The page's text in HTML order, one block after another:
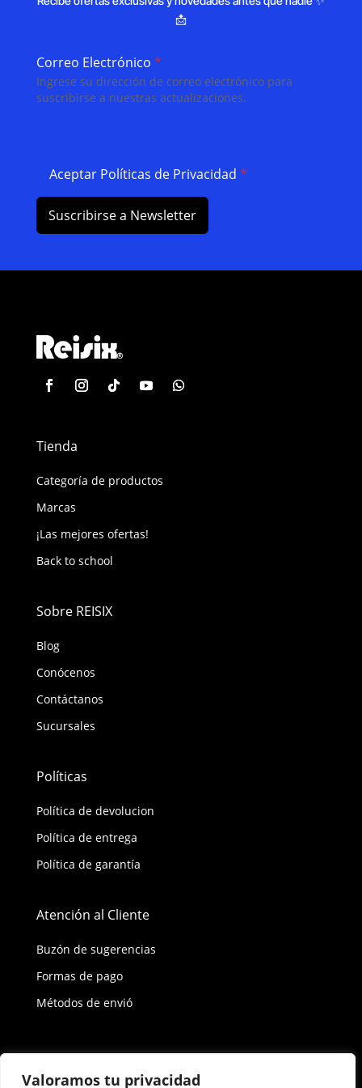
Valoramos tu privacidad
📩
Correo Electrónico *
Ingrese su dirección de correo electrónico para
suscribirse a nuestras actualizaciones.
Aceptar Políticas de Privacidad *
Suscribirse a Newsletter
Tienda
Categoría de productos
Marcas
¡Las mejores ofertas!
Back to school
Sobre REISIX
Blog
Conócenos
Contáctanos
Sucursales
Políticas
Política de devolucion
Política de entrega
Política de garantía
Atención al Cliente
Buzón de sugerencias
Formas de pago
Métodos de envió
Política de privacidad